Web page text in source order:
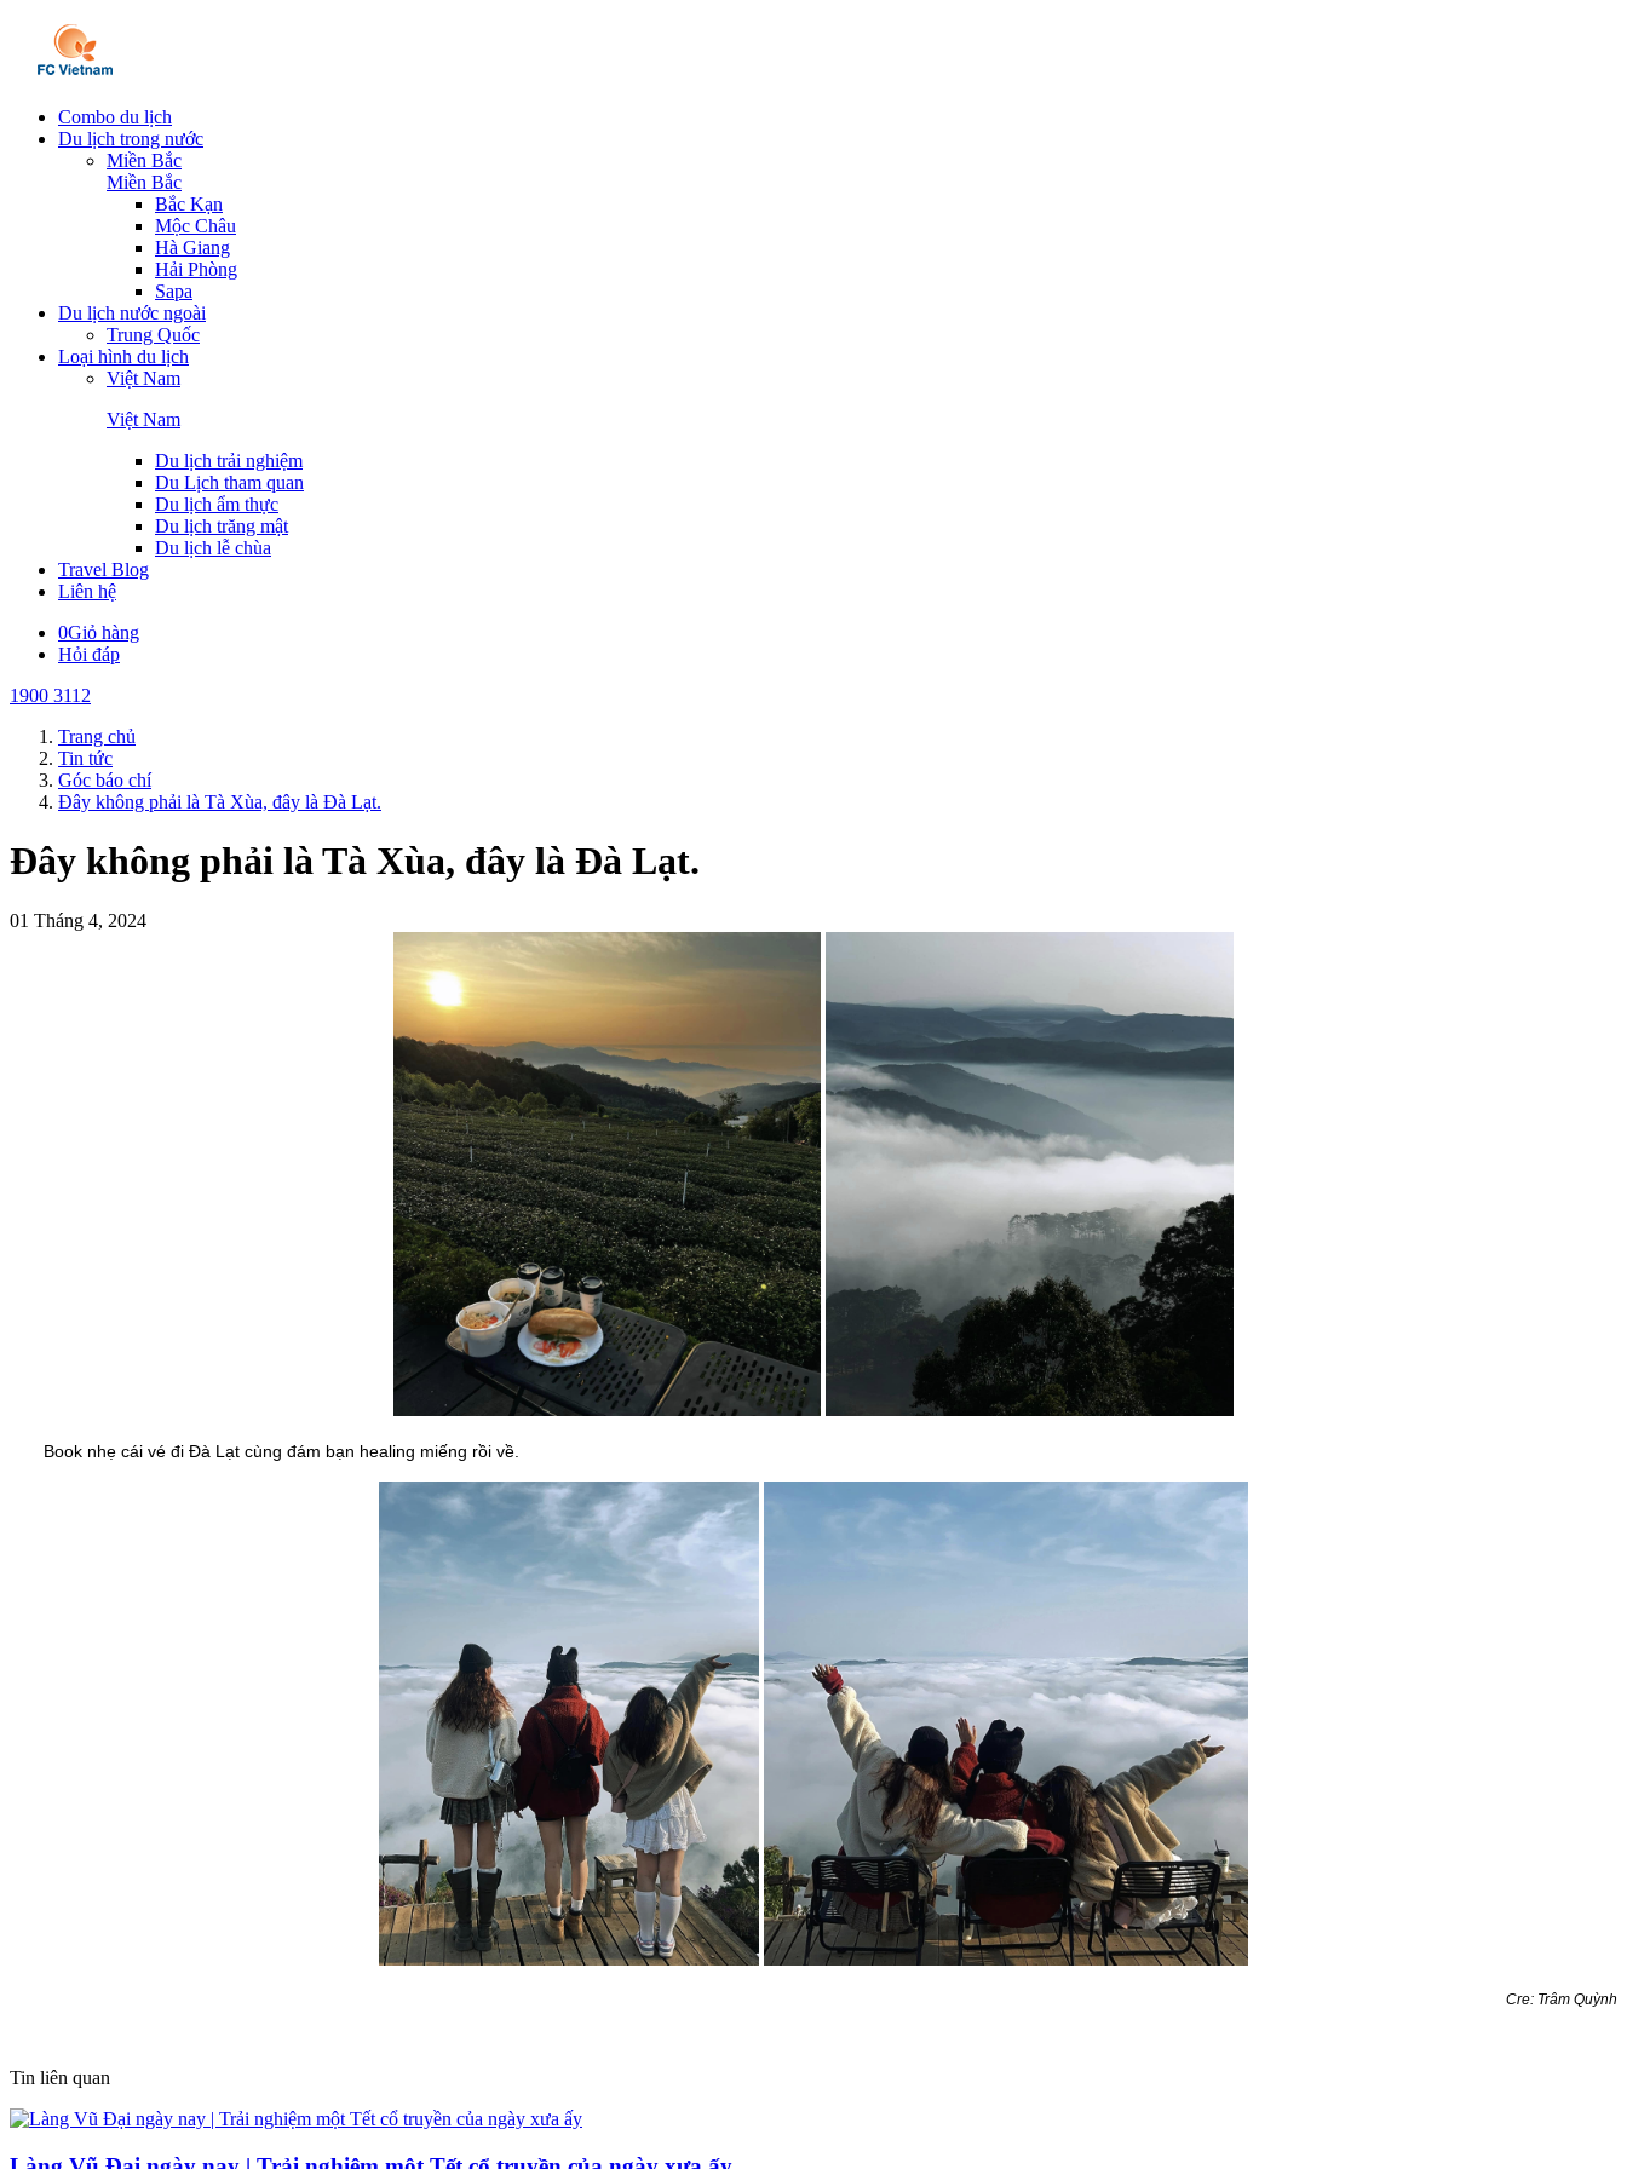
Combo du lịch
Du lịch trong nước
Miền Bắc
Miền Bắc
Bắc Kạn
Mộc Châu
Hà Giang
Hải Phòng
Sapa
Du lịch nước ngoài
Trung Quốc
Loại hình du lịch
Việt Nam
Việt Nam
Du lịch trải nghiệm
Du Lịch tham quan
Du lịch ẩm thực
Du lịch trăng mật
Du lịch lễ chùa
Travel Blog
Liên hệ
0Giỏ hàng
Hỏi đáp
1900 3112
Trang chủ
Tin tức
Góc báo chí
Đây không phải là Tà Xùa, đây là Đà Lạt.
Đây không phải là Tà Xùa, đây là Đà Lạt.
01 Tháng 4, 2024
Book nhẹ cái vé đi Đà Lạt cùng đám bạn healing miếng rồi về.
Cre: Trâm Quỳnh
Tin liên quan